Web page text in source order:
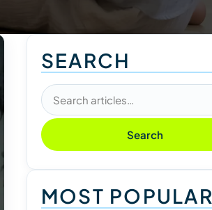
SEARCH
Search articles
Search
MOST POPULAR